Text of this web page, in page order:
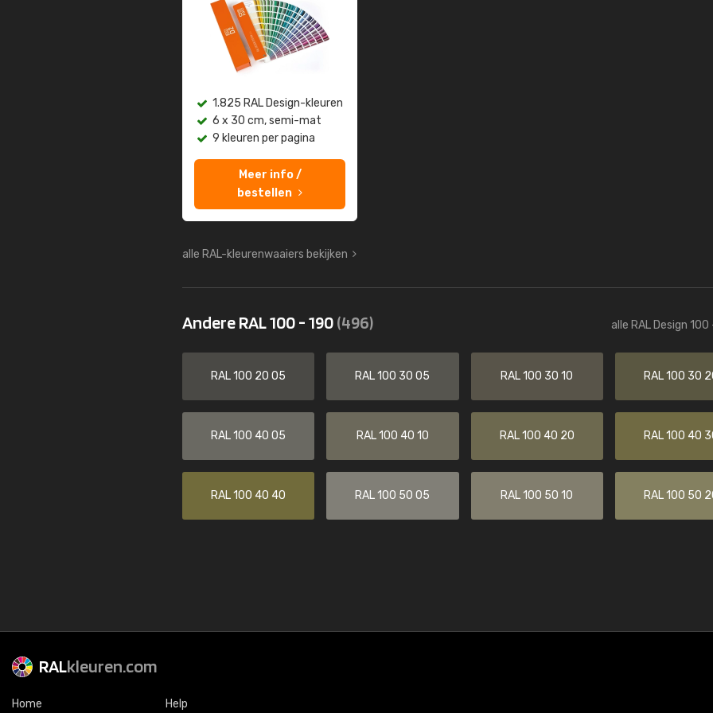
1.825 RAL Design-kleuren
6 x 30 cm, semi-mat
9 kleuren per pagina
Meer info /
bestellen
alle RAL-kleurenwaaiers bekijken
Andere RAL 100 - 190(496) alle RAL Design 100
RAL 100 20 05 RAL 100 30 05 RAL 100 30 10 RAL 100 30
RAL 100 40 05 RAL 100 40 10 RAL 100 40 20 RAL 100 40
RAL 100 40 40 RAL 100 50 05 RAL 100 50 10 RAL 100 50
RALkleuren.com
Home Help